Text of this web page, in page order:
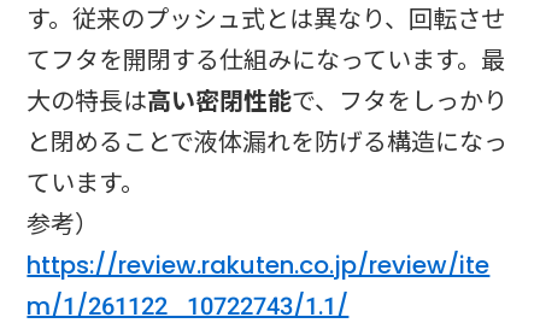
す。従来のプッシュ式とは異なり、回転させ
てフタを開閉する仕組みになっています。最
大の特長は高い密閉性能で、フタをしっかり
と閉めることで液体漏れを防げる構造になっ
ています。
参考）
https://review.rakuten.co.jp/review/ite
m/1/261122_10722743/1.1/